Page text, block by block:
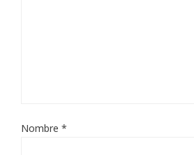
Nombre *